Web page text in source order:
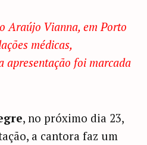
Araújo Vianna, em Porto
médicas,
apresentação foi marcada
, no próximo dia 23,
a cantora faz um